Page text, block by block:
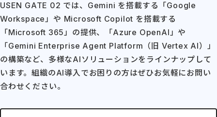
USEN GATE 02 では、Gemini を搭載する「Google
Workspace」や Microsoft Copilot を搭載する
「Microsoft 365」の提供、「Azure OpenAI」や
「Gemini Enterprise Agent Platform（旧 Vertex AI）」
の構築など、多様なAIソリューションをラインナップして
います。組織のAI導入でお困りの方はぜひお気軽にお問い
合わせください。